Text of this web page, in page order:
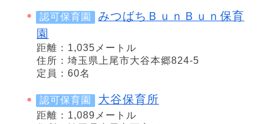
認可保育園
みつばちＢｕｎＢｕｎ保育
園
距離：1,035メートル
住所：埼玉県上尾市大谷本郷824-5
定員：60名
認可保育園 大谷保育所
距離：1,089メートル